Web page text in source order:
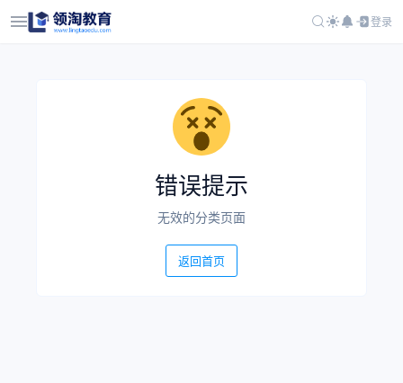
登录
错误提示
无效的分类页面
返回首页